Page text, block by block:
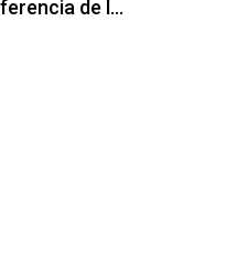
de la
acelerar el